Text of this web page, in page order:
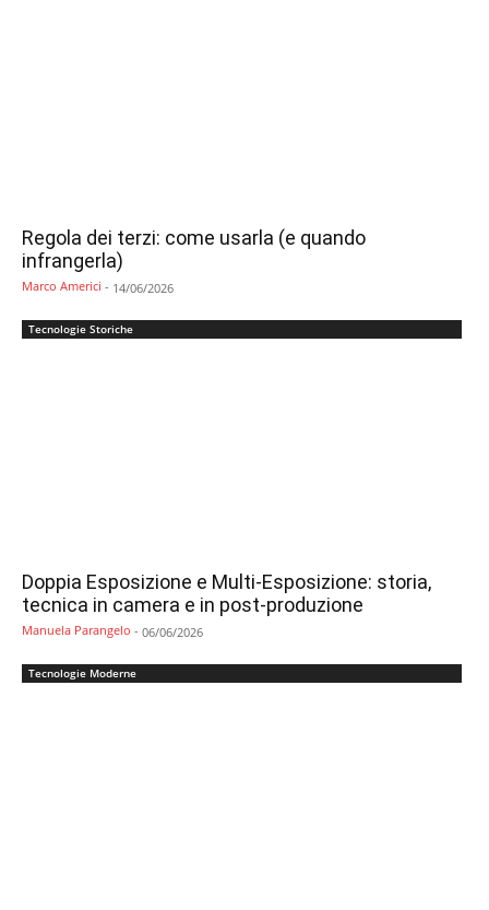
Regola dei terzi: come usarla (e quando
infrangerla)
Marco Americi - 14/06/2026
Tecnologie Storiche
Doppia Esposizione e Multi-Esposizione: storia,
tecnica in camera e in post-produzione
Manuela Parangelo - 06/06/2026
Tecnologie Moderne